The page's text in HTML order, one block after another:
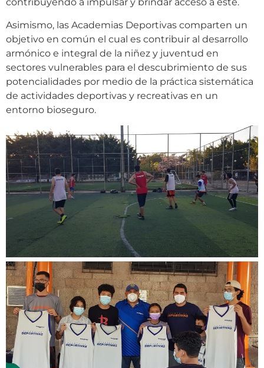
Asimismo, las Academias Deportivas comparten un
objetivo en común el cual es contribuir al desarrollo
armónico e integral de la niñez y juventud en
sectores vulnerables para el descubrimiento de sus
potencialidades por medio de la práctica sistemática
de actividades deportivas y recreativas en un
entorno bioseguro.